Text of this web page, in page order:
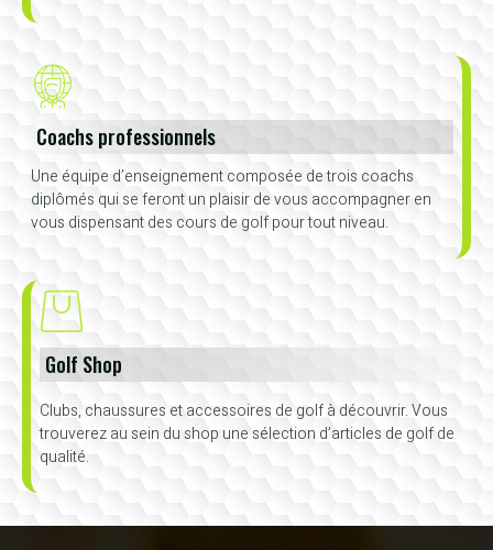
Coachs professionnels
Une équipe d’enseignement composée de trois coachs
diplômés qui se feront un plaisir de vous accompagner en
vous dispensant des cours de golf pour tout niveau.
Golf Shop
Clubs, chaussures et accessoires de golf à découvrir. Vous
trouverez au sein du shop une sélection d’articles de golf de
qualité.